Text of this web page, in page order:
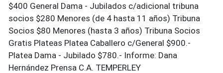
$400 General Dama - Jubilados c/adicional tribuna
socios $280 Menores (de 4 hasta 11 años) Tribuna
Socios $80 Menores (hasta 3 años) Tribuna Socios
Gratis Plateas Platea Caballero c/General $900.-
Platea Dama - Jubilado $780.- Informe: Dana
Hernández Prensa C.A. TEMPERLEY